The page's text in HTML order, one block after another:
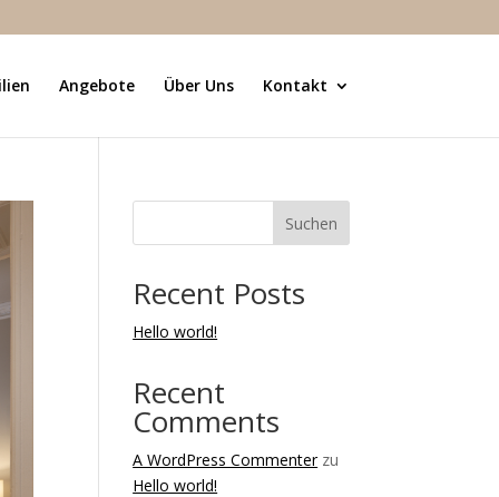
Angebote Über Uns Kontakt
Suchen
Recent Posts
Hello world!
Recent
Comments
A WordPress Commenterzu
Hello world!